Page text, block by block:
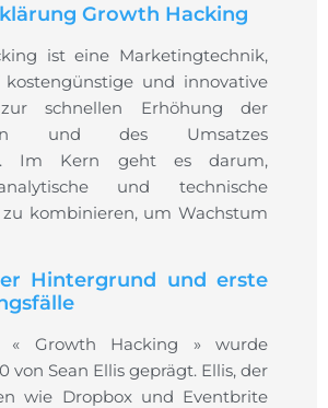
Growth Hacking
ist eine Marketingtechnik,
und innovative
schnellen Erhöhung der
und des Umsatzes
Im Kern geht es darum,
und technische
kombinieren, um Wachstum
Hintergrund und erste
« Growth Hacking » wurde
von Sean Ellis geprägt. Ellis, der
wie Dropbox und Eventbrite